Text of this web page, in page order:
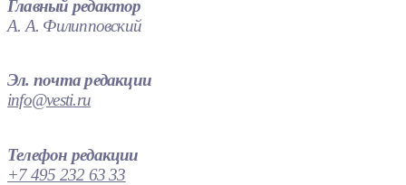
Главный редактор
А. А. Филипповский
Эл. почта редакции
info@vesti.ru
Телефон редакции
+7 495 232 63 33